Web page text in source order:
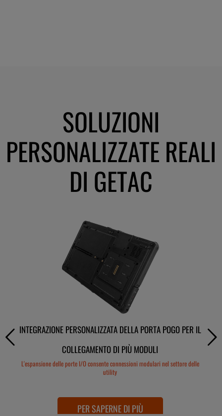
SOLUZIONI
PERSONALIZZATE REALI
DI GETAC
INTEGRAZIONE PERSONALIZZATA DELLA PORTA POGO PER IL
COLLEGAMENTO DI PIÙ MODULI
L'espansione delle porte I/O consente connessioni modulari nel settore delle
utility
PER SAPERNE DI PIÙ
LA DOCKING VEICOLARE RUGGED PER TABLET OFFRE
CONNETTIVITÀ SUL CAMPO
Soluzione di docking compatta con switch RF che consente modalità antenna
interna ed esterna
PER SAPERNE DI PIÙ
MIGLIORARE LA SICUREZZA, L'EFFICIENZA E LA PERCEZIONE
ATTRAVERSO LA TECNOLOGIA DI RILEVAMENTO DEL CALORE
L'integrazione delle termocamere aiuta a evitare potenziali pericoli durante le
ispezioni dei veicoli
PER SAPERNE DI PIÙ